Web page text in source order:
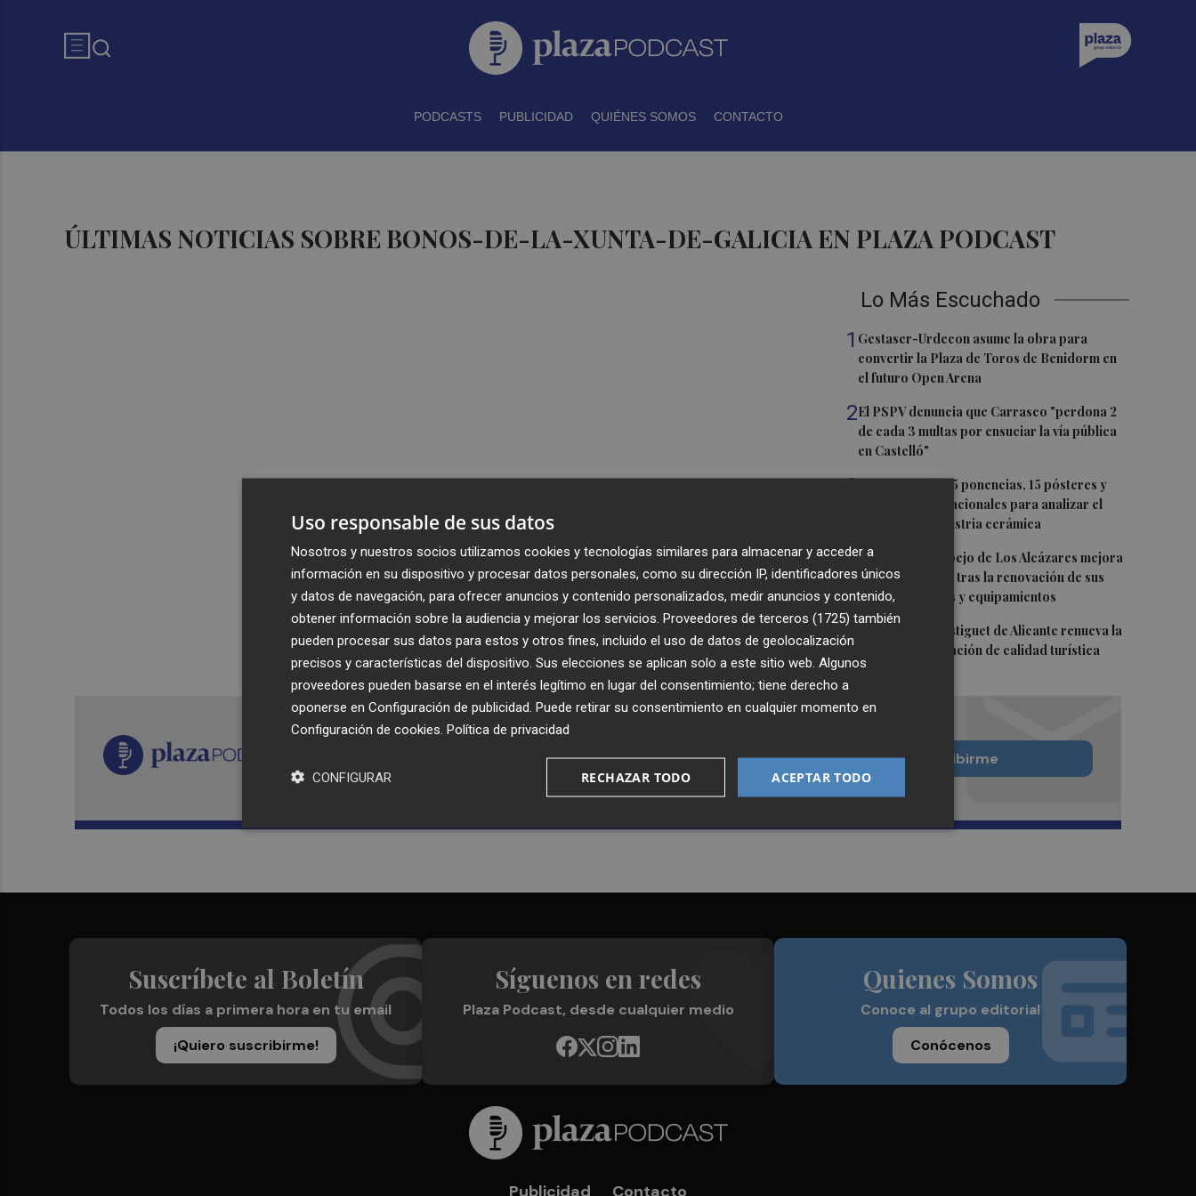
PODCASTS PUBLICIDAD QUIÉNES SOMOS CONTACTO
ÚLTIMAS NOTICIAS SOBRE BONOS-DE-LA-XUNTA-DE-GALICIA EN PLAZA PODCAST
Lo Más Escuchado
1 Gestaser-Urdecon asume la obra para
convertir la Plaza de Toros de Benidorm en
el futuro Open Arena
2El PSPV denuncia que Carrasco "perdona 2
de cada 3 multas por ensuciar la vía pública
en Castelló"
3Ignite reunirá 35 ponencias, 15 pósteres y
expertos internacionales para analizar el
futuro de la industria cerámica
4La Playa del Espejo de Los Alcázares mejora
su accesibilidad tras la renovación de sus
infraestructuras y equipamientos
5
La playa del Postiguet de Alicante renueva la
máxima certificación de calidad turística
Recibe toda la actualidad de
Plaza Podcast en tu correo
Quiero suscribirme
Suscríbete al Boletín
Todos los días a primera hora en tu email
¡Quiero suscribirme!
Síguenos en redes
Plaza Podcast, desde cualquier medio
Quienes Somos
Conoce al grupo editorial
Conócenos
Publicidad Contacto
Uso responsable de sus datos
Nosotros y nuestros socios utilizamos cookies y tecnologías similares para almacenar y acceder a
información en su dispositivo y procesar datos personales, como su dirección IP, identificadores únicos
y datos de navegación, para ofrecer anuncios y contenido personalizados, medir anuncios y contenido,
obtener información sobre la audiencia y mejorar los servicios. Proveedores de terceros (1725) también
pueden procesar sus datos para estos y otros fines, incluido el uso de datos de geolocalización
precisos y características del dispositivo. Sus elecciones se aplican solo a este sitio web. Algunos
proveedores pueden basarse en el interés legítimo en lugar del consentimiento; tiene derecho a
oponerse en Configuración de publicidad . Puede retirar su consentimiento en cualquier momento en
Configuración de cookies Política de privacidad
ACEPTAR TODO
RECHAZAR TODO
CONFIGURAR